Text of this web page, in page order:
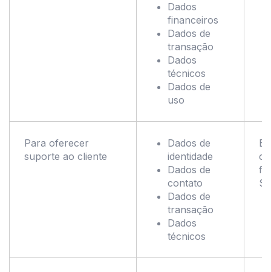
Dados
financeiros
Dados de
transação
Dados
técnicos
Dados de
uso
Para oferecer
suporte ao cliente
Dados de
identidade
Dados de
contato
Dados de
transação
Dados
técnicos